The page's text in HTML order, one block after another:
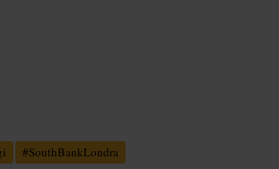
#SouthBankLondra